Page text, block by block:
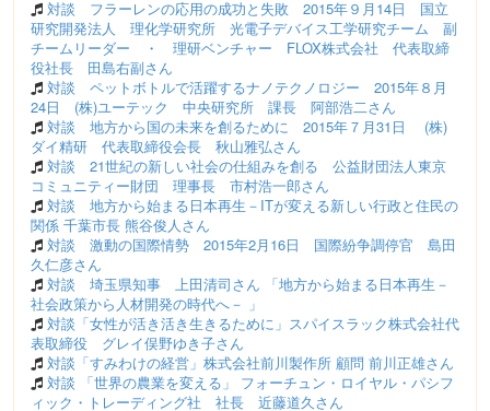
対談 フラーレンの応用の成功と失敗 2015年９月14日 国立
研究開発法人 理化学研究所 光電子デバイス工学研究チーム 副
チームリーダー ・ 理研ベンチャー FLOX株式会社 代表取締
役社長 田島右副さん
対談 ペットボトルで活躍するナノテクノロジー 2015年８月
24日 (株)ユーテック 中央研究所 課長 阿部浩二さん
対談 地方から国の未来を創るために 2015年７月31日 (株)
ダイ精研 代表取締役会長 秋山雅弘さん
対談 21世紀の新しい社会の仕組みを創る 公益財団法人東京
コミュニティー財団 理事長 市村浩一郎さん
対談 地方から始まる日本再生－ITが変える新しい行政と住民の
関係 千葉市長 熊谷俊人さん
対談 激動の国際情勢 2015年2月16日 国際紛争調停官 島田
久仁彦さん
対談 埼玉県知事 上田清司さん 「地方から始まる日本再生－
社会政策から人材開発の時代へ－ 」
対談「女性が活き活き生きるために」スパイスラック株式会社代
表取締役 グレイ俣野ゆき子さん
対談「すみわけの経営」株式会社前川製作所 顧問 前川正雄さん
対談 「世界の農業を変える」 フォーチュン・ロイヤル・パシフ
ィック・トレーディング社 社長 近藤道久さん